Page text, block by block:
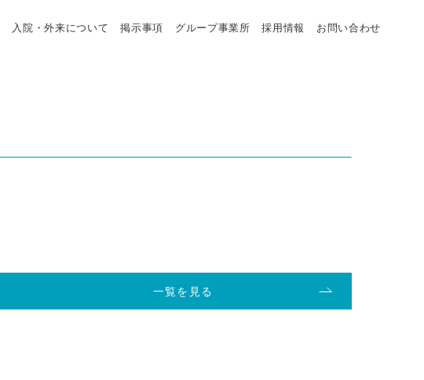
入院・外来について 掲示事項 グループ事業所 採用情報 お問い合わせ
一覧を見る